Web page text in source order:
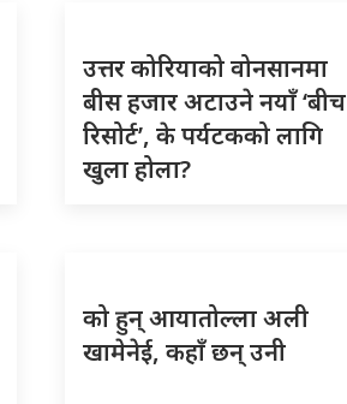
उत्तर कोरियाको वोनसानमा
बीस हजार अटाउने नयाँ ‘बीच
रिसोर्ट’, के पर्यटकको लागि
खुला होला?
को हुन् आयातोल्ला अली
खामेनेई, कहाँ छन् उनी